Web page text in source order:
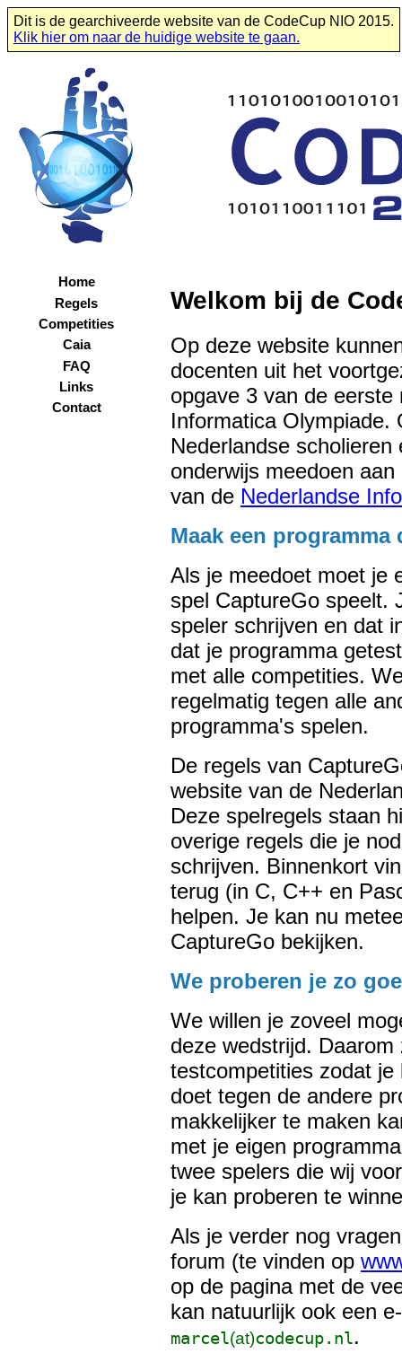
Dit is de gearchiveerde website van de CodeCup NIO 2015.
Klik hier om naar de huidige website te gaan.
Home
Regels
Competities
Caia
FAQ
Links
Contact
Welkom bij de
Op deze website
docenten uit het
opgave 3 van de
Informatica Olympiade.
Nederlandse
onderwijs meedoen
van de Nederlandse
Maak een
Als je meedoet moet je
spel CaptureGo speelt.
speler schrijven en dat
dat je programma
met alle competities.
regelmatig tegen alle
programma's spelen.
De regels van
website van de
Deze spelregels staan
overige regels die je
schrijven. Binnenkort
terug (in C, C++ en
helpen. Je kan nu
CaptureGo bekijken.
We proberen je zo
We willen je zoveel
deze wedstrijd.
testcompetities zodat
doet tegen de andere
makkelijker te maken
met je eigen
twee spelers die wij
je kan proberen te
Als je verder nog
forum (te vinden op
op de pagina met de
kan natuurlijk ook een
marcel(at)codecup.nl.